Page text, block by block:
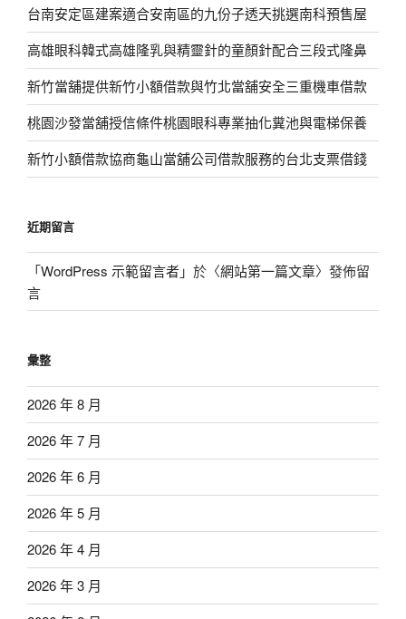
台南安定區建案適合安南區的九份子透天挑選南科預售屋
高雄眼科韓式高雄隆乳與精靈針的童顏針配合三段式隆鼻
新竹當舖提供新竹小額借款與竹北當舖安全三重機車借款
桃園沙發當舖授信條件桃園眼科專業抽化糞池與電梯保養
新竹小額借款協商龜山當舖公司借款服務的台北支票借錢
近期留言
「WordPress 示範留言者」於〈網站第一篇文章〉發佈留
言
彙整
2026 年 8 月
2026 年 7 月
2026 年 6 月
2026 年 5 月
2026 年 4 月
2026 年 3 月